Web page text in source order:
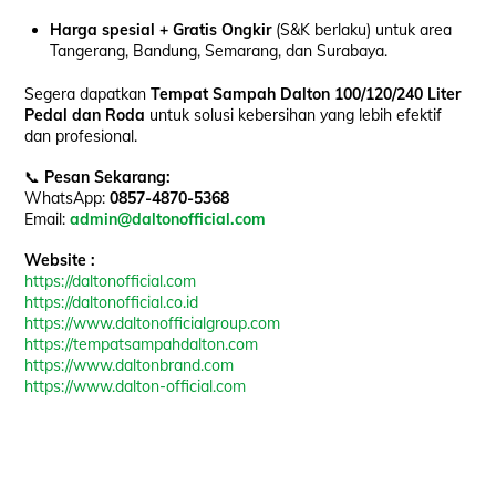
Harga spesial + Gratis Ongkir(S&K berlaku) untuk area
Tangerang, Bandung, Semarang, dan Surabaya.
Segera dapatkanTempat Sampah Dalton 100/120/240 Liter
Pedal dan Roda untuk solusi kebersihan yang lebih efektif
dan profesional.
📞 Pesan Sekarang:
WhatsApp:0857-4870-5368
Email:admin@daltonofficial.com
Website :
https://daltonofficial.com
https://daltonofficial.co.id
https://www.daltonofficialgroup.com
https://tempatsampahdalton.com
https://www.daltonbrand.com
https://www.dalton-official.com